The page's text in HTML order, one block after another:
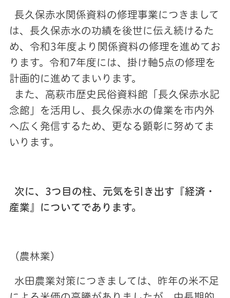
長久保赤水関係資料の修理事業につきまして
は、長久保赤水の功績を後世に伝え続けるた
め、令和3年度より関係資料の修理を進めてお
ります。令和7年度には、掛け軸5点の修理を
計画的に進めてまいります。
また、高萩市歴史民俗資料館「長久保赤水記
念館」を活用し、長久保赤水の偉業を市内外
へ広く発信するため、更なる顕彰に努めてま
いります。
次に、3つ目の柱、元気を引き出す『経済・
産業』についてであります。
（農林業）
水田農業対策につきましては、昨年の米不足